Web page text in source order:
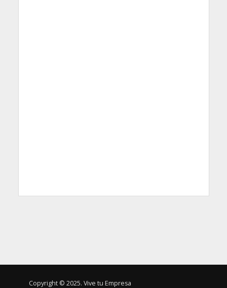
Copyright © 2025. Vive tu Empresa